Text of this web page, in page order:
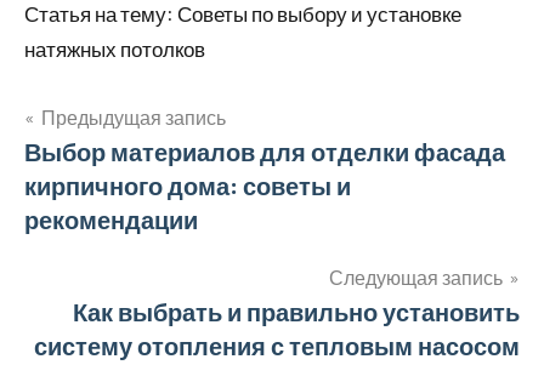
Статья на тему: Советы по выбору и установке
натяжных потолков
Навигация
по
Предыдущая запись
Выбор материалов для отделки фасада
кирпичного дома: советы и
рекомендации
Следующая запись
Как выбрать и правильно установить
систему отопления с тепловым насосом